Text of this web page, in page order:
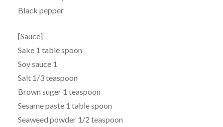
Black pepper
[Sauce]
Sake 1 table spoon
Soy sauce 1
Salt 1/3 teaspoon
Brown suger 1 teaspoon
Sesame paste 1 table spoon
Seaweed powder 1/2 teaspoon